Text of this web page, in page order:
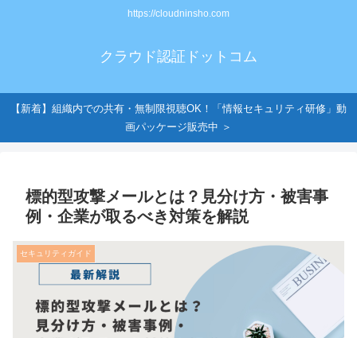
https://cloudninsho.com
クラウド認証ドットコム
【新着】組織内での共有・無制限視聴OK！「情報セキュリティ研修」動
画パッケージ販売中 ＞
標的型攻撃メールとは？見分け方・被害事
例・企業が取るべき対策を解説
セキュリティガイド